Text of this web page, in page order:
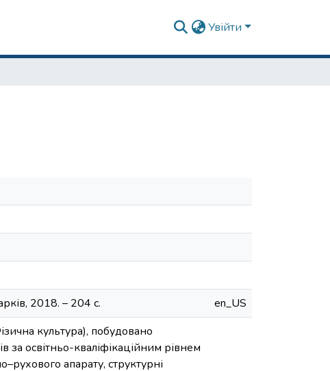
Увійти
2018. – 204 с. en_US
культура), побудовано
за освітньо-кваліфікаційним рівнем
апарату, структурні